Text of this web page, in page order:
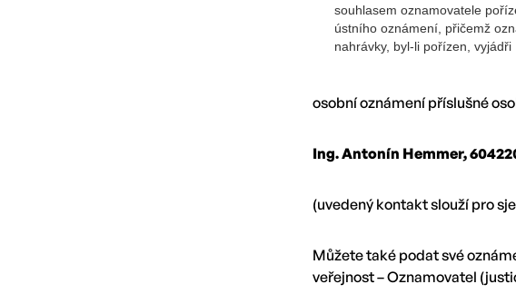
souhlasem oznamovatele
ústního oznámení, přičemž
nahrávky, byl-li pořízen, vyjádři
osobní oznámení příslušné
Ing. Antonín Hemmer,
(uvedený kontakt slouží pro
Můžete také podat své
veřejnost – Oznamovatel